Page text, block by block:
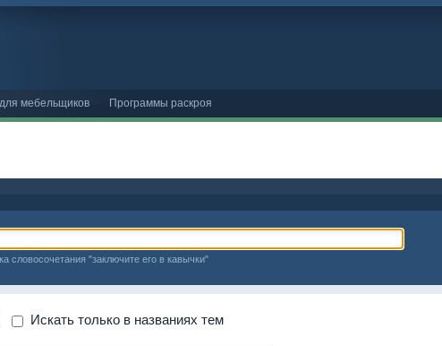
мебельщиков Программы раскроя
словосочетания "заключите его в кавычки"
Искать только в названиях тем